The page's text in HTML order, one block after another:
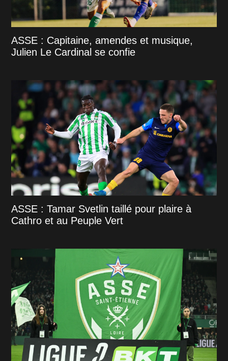
ASSE : Capitaine, amendes et musique,
Julien Le Cardinal se confie
ASSE : Tamar Svetlin taillé pour plaire à
Cathro et au Peuple Vert